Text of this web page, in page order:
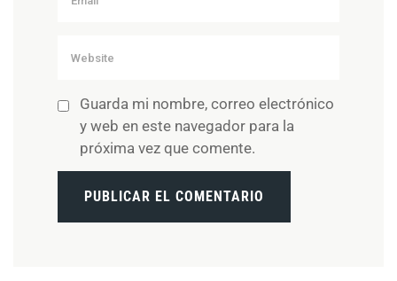
Guarda mi nombre, correo electrónico
y web en este navegador para la
próxima vez que comente.